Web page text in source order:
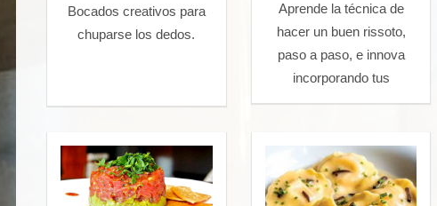
Bocados creativos para
chuparse los dedos.
Aprende la técnica de
hacer un buen rissoto,
paso a paso, e innova
incorporando tus
ingredientes preferidos.